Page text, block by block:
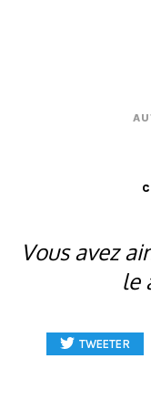
Vous avez
le
TWEETER